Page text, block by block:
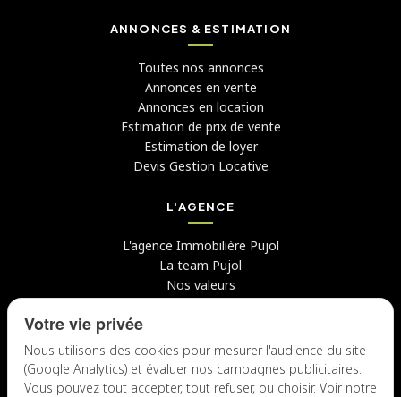
ANNONCES & ESTIMATION
Toutes nos annonces
Annonces en vente
Annonces en location
Estimation de prix de vente
Estimation de loyer
Devis Gestion Locative
L'AGENCE
L'agence Immobilière Pujol
La team Pujol
Nos valeurs
Avis clients
Candidater chez nous
NOUS CONTACTER
Votre vie privée
Nous utilisons des cookies pour mesurer l'audience du site
(Google Analytics) et évaluer nos campagnes publicitaires.
Vous pouvez tout accepter, tout refuser, ou choisir. Voir notre